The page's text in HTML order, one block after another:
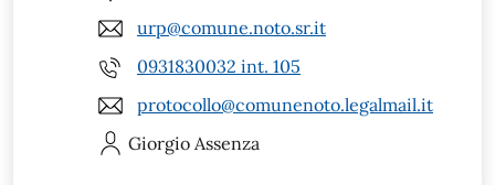
urp@comune.noto.sr.it
0931830032 int. 105
protocollo@comunenoto.legalmail.it
Giorgio Assenza